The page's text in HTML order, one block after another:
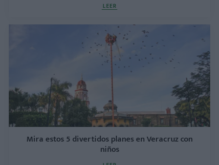
LEER
Mira estos 5 divertidos planes en Veracruz con
niños